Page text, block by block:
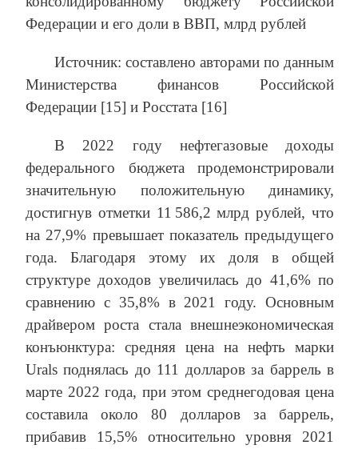
Федерации и его доли в ВВП, млрд рублей
Источник: составлено авторами по данным
Министерства финансов Российской
Федерации [15] и Росстата [16]
В 2022 году нефтегазовые доходы
федерального бюджета продемонстрировали
значительную положительную динамику,
достигнув отметки 11 586,2 млрд рублей, что
на 27,9% превышает показатель предыдущего
года. Благодаря этому их доля в общей
структуре доходов увеличилась до 41,6% по
сравнению с 35,8% в 2021 году. Основным
драйвером роста стала внешнеэкономическая
конъюнктура: средняя цена на нефть марки
Urals поднялась до 111 долларов за баррель в
марте 2022 года, при этом среднегодовая цена
составила около 80 долларов за баррель,
прибавив 15,5% относительно уровня 2021